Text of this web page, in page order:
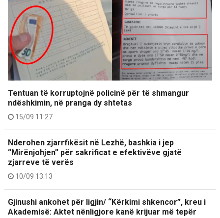
Tentuan të korruptojnë policinë për të shmangur
ndëshkimin, në pranga dy shtetas
15/09 11:27
Nderohen zjarrfikësit në Lezhë, bashkia i jep
“Mirënjohjen” për sakrificat e efektivëve gjatë
zjarreve të verës
10/09 13:13
Gjinushi ankohet për ligjin/ “Kërkimi shkencor”, kreu i
Akademisë: Aktet nënligjore kanë krijuar më tepër